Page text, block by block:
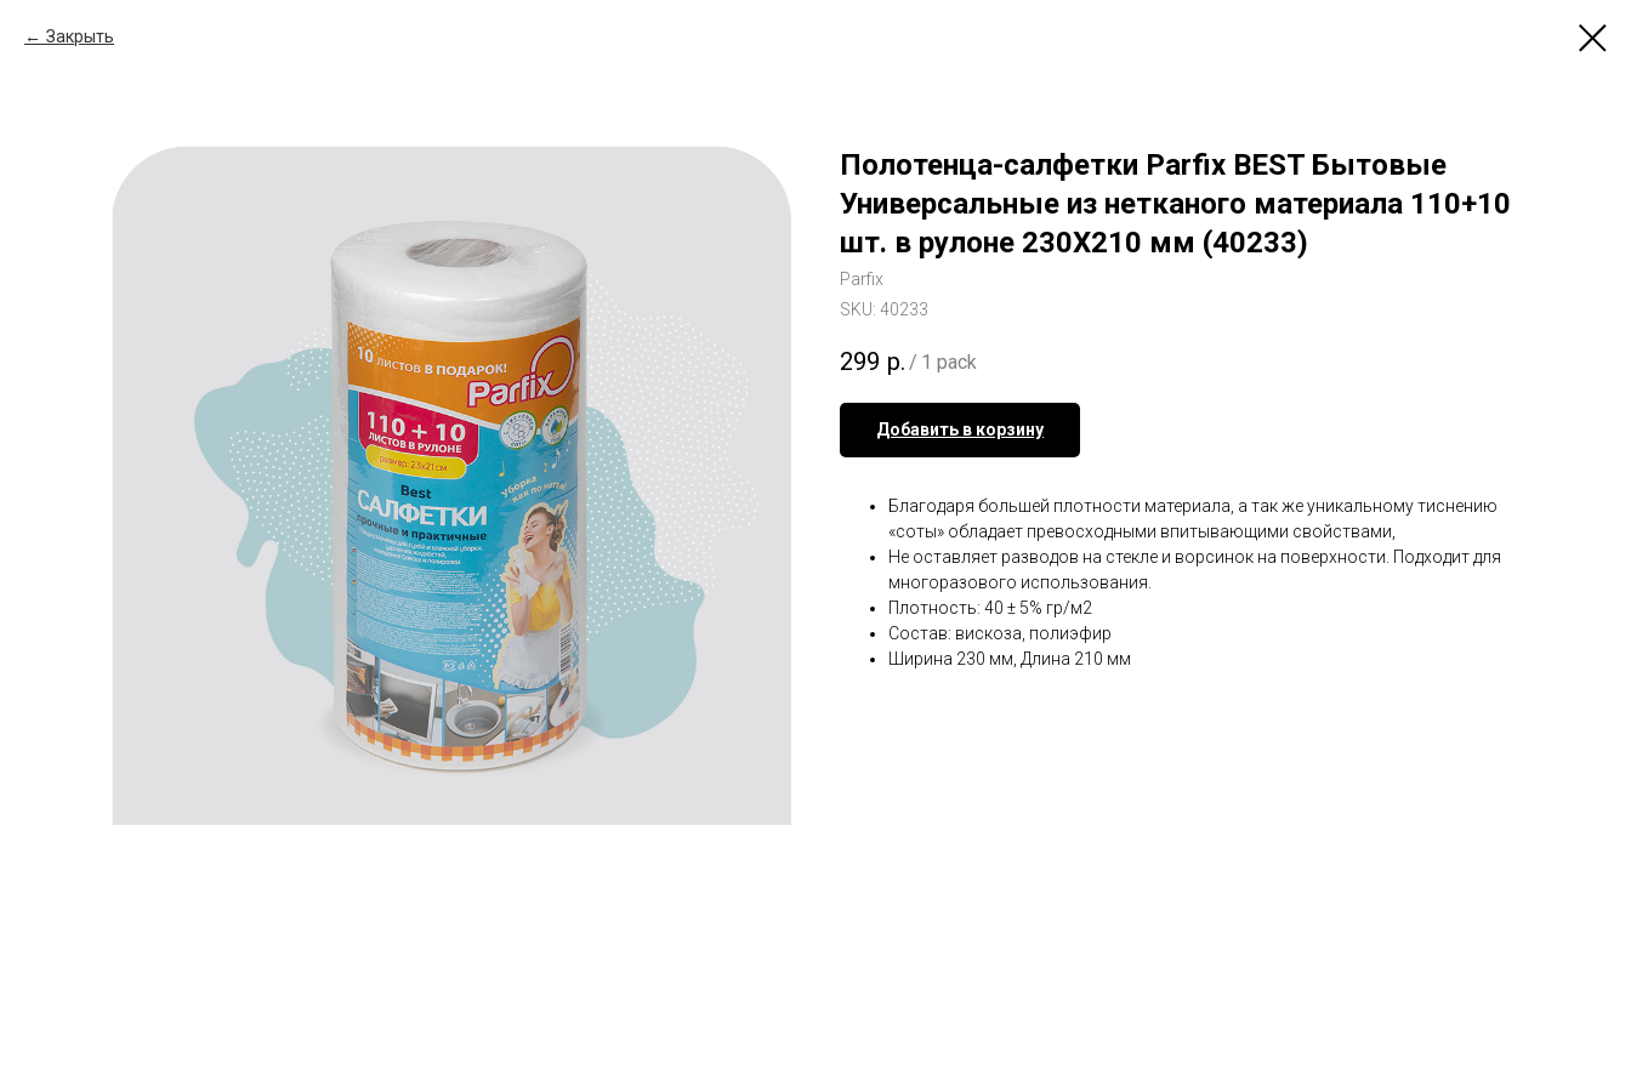
Закрыть
Полотенца-салфетки Parfix BEST Бытовые
Универсальные из нетканого материала 110+10
шт. в рулоне 230Х210 мм (40233)
Parfix
SKU: 40233
299 р. / 1 pack
Добавить в корзину
Благодаря большей плотности материала, а так же уникальному тиснению
«соты» обладает превосходными впитывающими свойствами,
Не оставляет разводов на стекле и ворсинок на поверхности. Подходит для
многоразового использования.
Плотность: 40 ± 5% гр/м2
Состав: вискоза, полиэфир
Ширина 230 мм, Длина 210 мм